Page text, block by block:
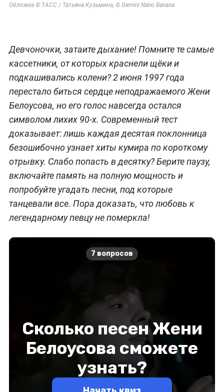
Обложка © ТАСС / Татьяна Кузьмина, © Gemini Nano Banana
Девчоночки, затаите дыхание! Помните те самые
кассетники, от которых краснели щёки и
подкашивались колени? 2 июня 1997 года
перестало биться сердце неподражаемого Жени
Белоусова, но его голос навсегда остался
символом лихих 90-х. Современный тест
доказывает: лишь каждая десятая поклонница
безошибочно узнает хиты кумира по короткому
отрывку. Слабо попасть в десятку? Берите паузу,
включайте память на полную мощность и
попробуйте угадать песни, под которые
танцевали все. Пора доказать, что любовь к
легендарному певцу не померкла!